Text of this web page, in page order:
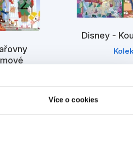
Více o cookies
Disney -